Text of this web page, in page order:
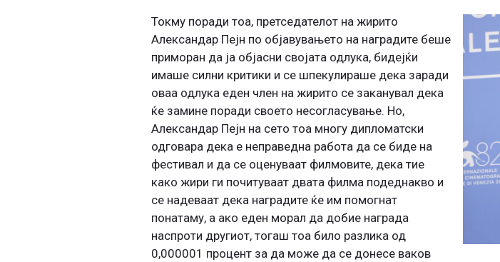
Токму поради тоа, претседателот на жирито
Александар Пејн по објавувањето на наградите беше
приморан да ја објасни својата одлука, бидејќи
имаше силни критики и се шпекулираше дека заради
оваа одлука еден член на жирито се заканувал дека
ќе замине поради своето несогласување. Но,
Александар Пејн на сето тоа многу дипломатски
одговара дека е неправедна работа да се биде на
фестивал и да се оценуваат филмовите, дека тие
како жири ги почитуваат двата филма подеднакво и
се надеваат дека наградите ќе им помогнат
понатаму, а ако еден морал да добие награда
наспроти другиот, тогаш тоа било разлика од
0,000001 процент за да може да се донесе ваков